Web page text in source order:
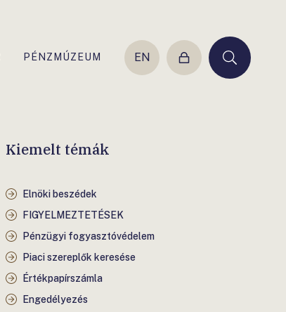
PÉNZMÚZEUM EN
Belépés Keresés
Kiemelt témák
Elnöki beszédek
FIGYELMEZTETÉSEK
Pénzügyi fogyasztóvédelem
Piaci szereplők keresése
Értékpapírszámla
Engedélyezés